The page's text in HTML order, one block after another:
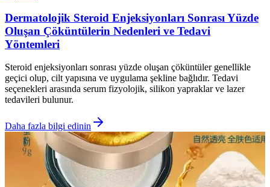
Dermatolojik Steroid Enjeksiyonları Sonrası Yüzde
Oluşan Çöküntülerin Nedenleri ve Tedavi
Yöntemleri
Steroid enjeksiyonları sonrası yüzde oluşan çöküntüler genellikle
geçici olup, cilt yapısına ve uygulama şekline bağlıdır. Tedavi
seçenekleri arasında serum fizyolojik, silikon yapraklar ve lazer
tedavileri bulunur.
Daha fazla bilgi edinin